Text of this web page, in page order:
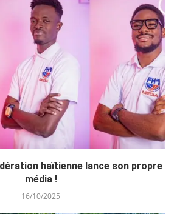
haïtienne lance son propre
média !
16/10/2025